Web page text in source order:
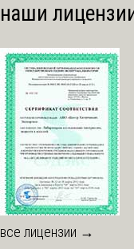
наши
все лицензии →